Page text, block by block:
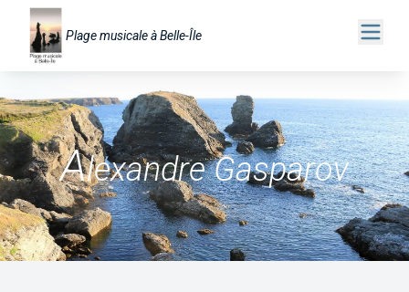
Plage musicale à Belle-Île
Alexandre Gasparov